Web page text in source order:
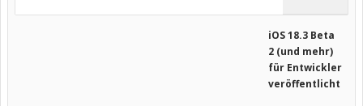
iOS 18.3 Beta
2 (und mehr)
für Entwickler
veröffentlicht